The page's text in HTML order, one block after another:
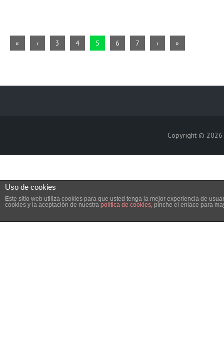
« ‹ 3 4 5 6 7 › »
Copyright © 2026
Uso de cookies
Este sitio web utiliza cookies para que usted tenga la mejor experiencia de
cookies y la aceptación de nuestra política de cookies, pinche el enlace para